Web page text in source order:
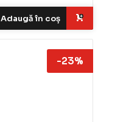
Adaugă în coș
-23%